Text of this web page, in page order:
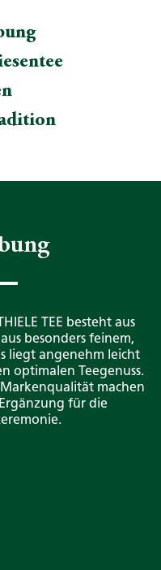
TEE besteht aus
besonders feinem,
liegt angenehm leicht
optimalen Teegenuss.
machen
für die